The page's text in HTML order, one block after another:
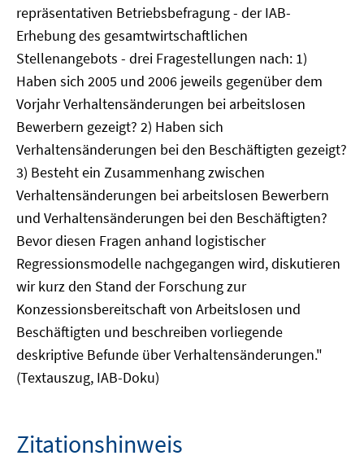
repräsentativen Betriebsbefragung - der IAB-
Erhebung des gesamtwirtschaftlichen
Stellenangebots - drei Fragestellungen nach: 1)
Haben sich 2005 und 2006 jeweils gegenüber dem
Vorjahr Verhaltensänderungen bei arbeitslosen
Bewerbern gezeigt? 2) Haben sich
Verhaltensänderungen bei den Beschäftigten gezeigt?
3) Besteht ein Zusammenhang zwischen
Verhaltensänderungen bei arbeitslosen Bewerbern
und Verhaltensänderungen bei den Beschäftigten?
Bevor diesen Fragen anhand logistischer
Regressionsmodelle nachgegangen wird, diskutieren
wir kurz den Stand der Forschung zur
Konzessionsbereitschaft von Arbeitslosen und
Beschäftigten und beschreiben vorliegende
deskriptive Befunde über Verhaltensänderungen."
(Textauszug, IAB-Doku)
Zitationshinweis